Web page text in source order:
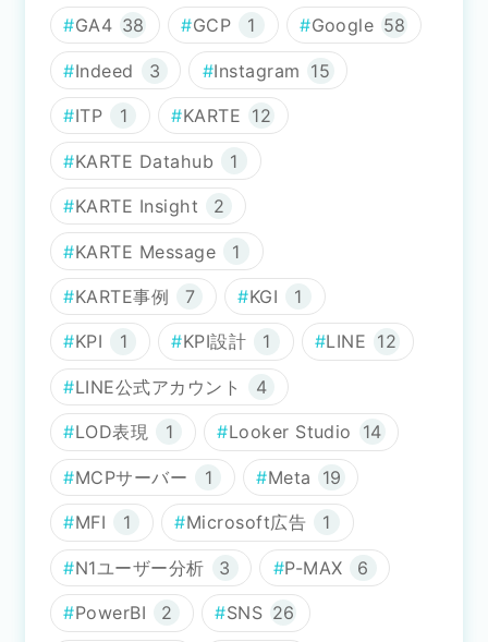
GA4 38 GCP 1 Google 58
Indeed 3 Instagram 15
ITP 1 KARTE 12
KARTE Datahub 1
KARTE Insight 2
KARTE Message 1
KARTE事例 7 KGI 1
KPI 1 KPI設計 1 LINE 12
LINE公式アカウント 4
LOD表現 1 Looker Studio 14
MCPサーバー 1 Meta 19
MFI 1 Microsoft広告 1
N1ユーザー分析 3 P-MAX 6
PowerBI 2 SNS 26